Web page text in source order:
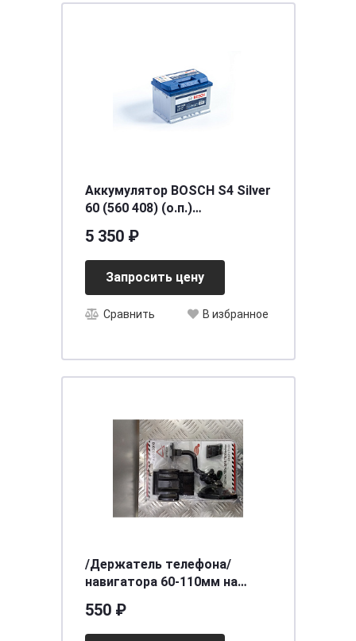
Аккумулятор BOSCH S4 Silver
60 (560 408) (о.п.)
5 350 ₽
Запросить цену
Сравнить В избранное
/Держатель телефона/
навигатора 60-110мм на
черный ARNEZI A0602010
550 ₽